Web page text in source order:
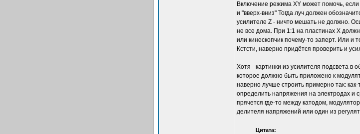
Включение режима XY может помочь,
и "вверх-вниз" Тогда луч должен
усилителе Z - ничто мешать не должно.
не все дома. При 1:1 на пластинах Х
или кинескопчик почему-то заперт. Или и
Кстсти, наверно придётся проверить и
Хотя - картинки из усилителя подсвета в
которое должно быть приложено к
наверно лучше строить примерно так:
определить напряжения на электродах и
прячется где-то между катодом,
делителя напряжений или один из
Цитата: